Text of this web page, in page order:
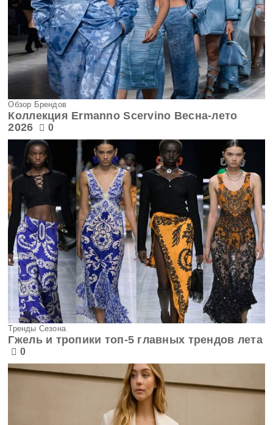
Обзор Брендов
Коллекция Ermanno Scervino Весна-лето
2026
0
Тренды Сезона
Гжель и тропики топ-5 главных трендов лета
0